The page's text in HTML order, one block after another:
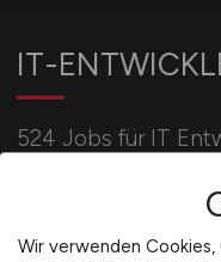
IT-
524 Jobs für IT
Intelligence oder
Wir verwenden